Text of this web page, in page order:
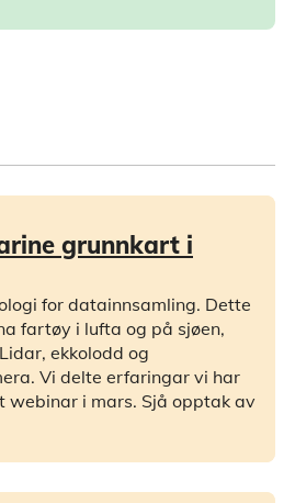
grunnkart i
for datainnsamling. Dette
fartøy i lufta og på sjøen,
ekkolodd og
Vi delte erfaringar vi har
webinar i mars. Sjå opptak av